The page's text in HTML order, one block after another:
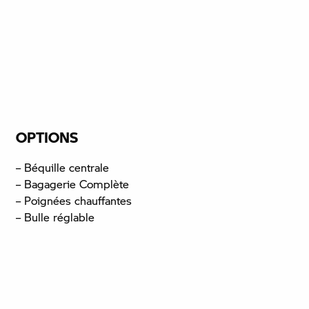
OPTIONS
– Béquille centrale
– Bagagerie Complète
– Poignées chauffantes
– Bulle réglable